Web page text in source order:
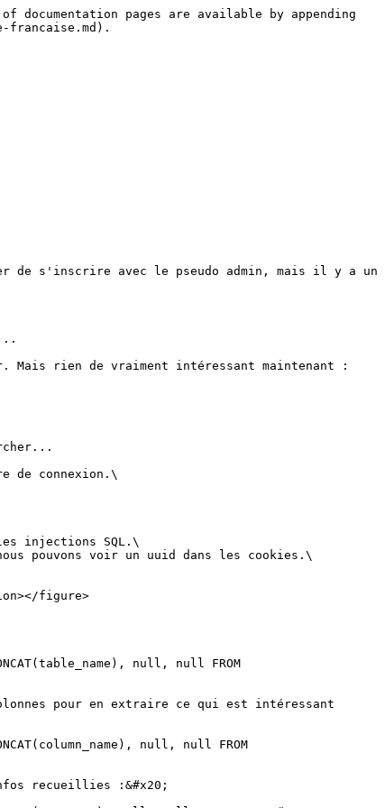
pages are available by appending
francaise.md).
de s'inscrire avec le pseudo admin, mais il y a un
Mais rien de vraiment intéressant maintenant :
de connexion.\
injections SQL.\
pouvons voir un uuid dans les cookies.\
figure>
null, null FROM
pour en extraire ce qui est intéressant
null, null FROM
recueillies :&#x20;